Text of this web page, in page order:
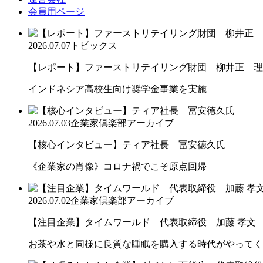
会員用ページ
2026.07.07 トピックス
【レポート】ファーストリテイリング財団 柳井正
インドネシア高校生向け奨学金事業を実施
2026.07.03企業家倶楽部アーカイブ
【核心インタビュー】ティア社長 冨安徳久氏
《企業家の肖像》コロナ禍でこそ原点回帰
2026.07.02企業家倶楽部アーカイブ
【注目企業】タイムワールド 代表取締役 加藤 孝文
お茶や水と同様に良質な睡眠を購入する時代がやって